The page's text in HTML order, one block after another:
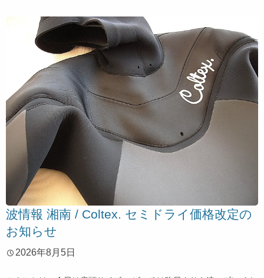
波情報 湘南 / Coltex. セミドライ価格改定の
お知らせ
2026年8月5日